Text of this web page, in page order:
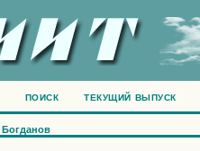
ПОИСК ТЕКУЩИЙ ВЫПУСК
Богданов